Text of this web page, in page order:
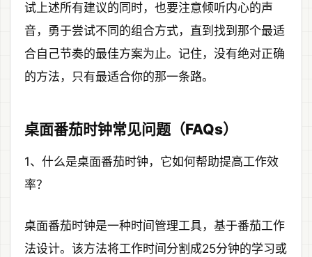
试上述所有建议的同时，也要注意倾听内心的声
音，勇于尝试不同的组合方式，直到找到那个最适
合自己节奏的最佳方案为止。记住，没有绝对正确
的方法，只有最适合你的那一条路。
桌面番茄时钟常见问题（FAQs）
1、什么是桌面番茄时钟，它如何帮助提高工作效
率？
桌面番茄时钟是一种时间管理工具，基于番茄工作
法设计。该方法将工作时间分割成25分钟的学习或